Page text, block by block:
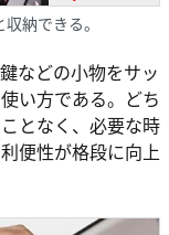
納できる。
などの小物をサッ
い方である。どち
となく、必要な時
便性が格段に向上